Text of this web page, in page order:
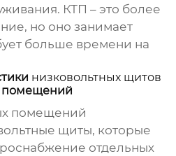
КТП – это более
но оно занимает
больше времени на
низковольтных щитов
помещений
помещений
щиты, которые
отдельных